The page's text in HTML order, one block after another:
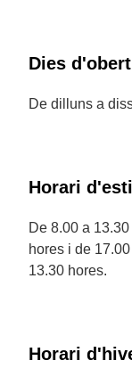
Dies
De dilluns a
Horari
De 8.00 a
hores i de
13.30 hores.
Horari